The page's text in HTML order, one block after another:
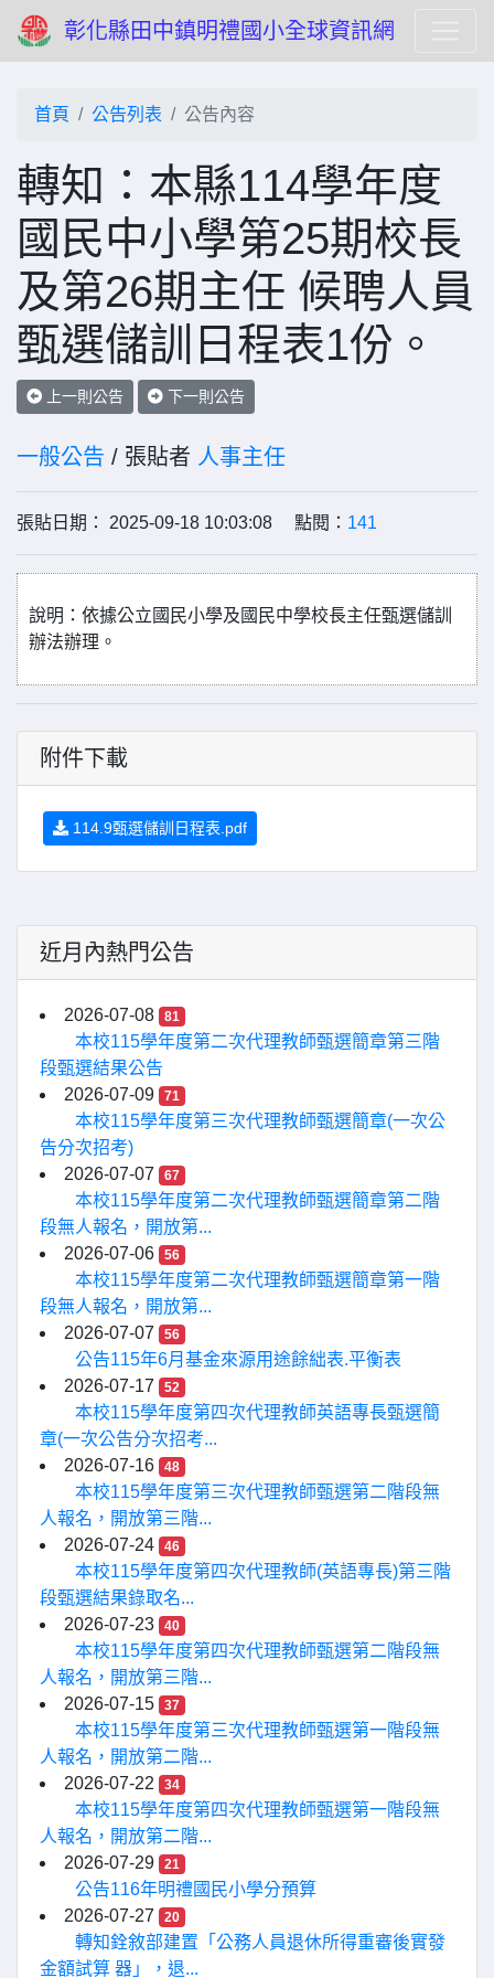
彰化縣田中鎮明禮國小全球資訊網
首頁 公告列表 公告內容
轉知：本縣114學年度
國民中小學第25期校長
及第26期主任 候聘人員
甄選儲訓日程表1份。
上一則公告 下一則公告
一般公告 / 張貼者 人事主任
張貼日期： 2025-09-18 10:03:08 點閱： 141
說明：依據公立國民小學及國民中學校長主任甄選儲訓
辦法辦理。
附件下載
114.9甄選儲訓日程表.pdf
近月內熱門公告
2026-07-08 81
本校115學年度第二次代理教師甄選簡章第三階
段甄選結果公告
2026-07-09
71
本校115學年度第三次代理教師甄選簡章(一次公
告分次招考)
2026-07-07
67
本校115學年度第二次代理教師甄選簡章第二階
段無人報名，開放第...
2026-07-06
56
本校115學年度第二次代理教師甄選簡章第一階
段無人報名，開放第...
2026-07-07
56
公告115年6月基金來源用途餘絀表.平衡表
2026-07-17
52
本校115學年度第四次代理教師英語專長甄選簡
章(一次公告分次招考...
2026-07-16
48
本校115學年度第三次代理教師甄選第二階段無
人報名，開放第三階...
2026-07-24
46
本校115學年度第四次代理教師(英語專長)第三階
段甄選結果錄取名...
2026-07-23
40
本校115學年度第四次代理教師甄選第二階段無
人報名，開放第三階...
2026-07-15
37
本校115學年度第三次代理教師甄選第一階段無
人報名，開放第二階...
2026-07-22
34
本校115學年度第四次代理教師甄選第一階段無
人報名，開放第二階...
2026-07-29
21
公告116年明禮國民小學分預算
2026-07-27
20
轉知銓敘部建置「公務人員退休所得重審後實發
金額試算 器」，退...